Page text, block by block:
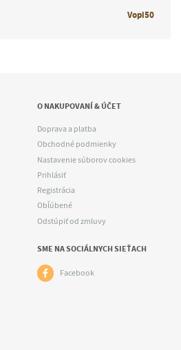
Vopi50
O NAKUPOVANÍ & ÚČET
Doprava a platba
Obchodné podmienky
Nastavenie súborov cookies
Prihlásiť
Registrácia
Obľúbené
Odstúpiť od zmluvy
SME NA SOCIÁLNYCH SIEŤACH
Facebook